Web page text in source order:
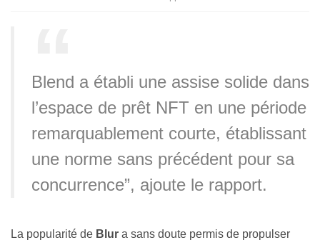
Blend a établi une assise solide dans
l’espace de prêt NFT en une période
remarquablement courte, établissant
une norme sans précédent pour sa
concurrence”, ajoute le rapport.
La popularité de Blur a sans doute permis de propulser